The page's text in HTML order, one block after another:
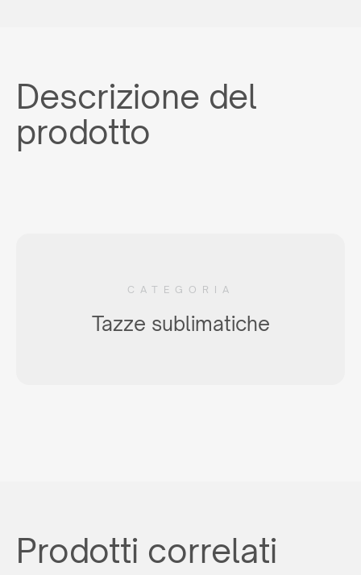
Descrizione del
prodotto
CATEGORIA
Tazze sublimatiche
Prodotti correlati